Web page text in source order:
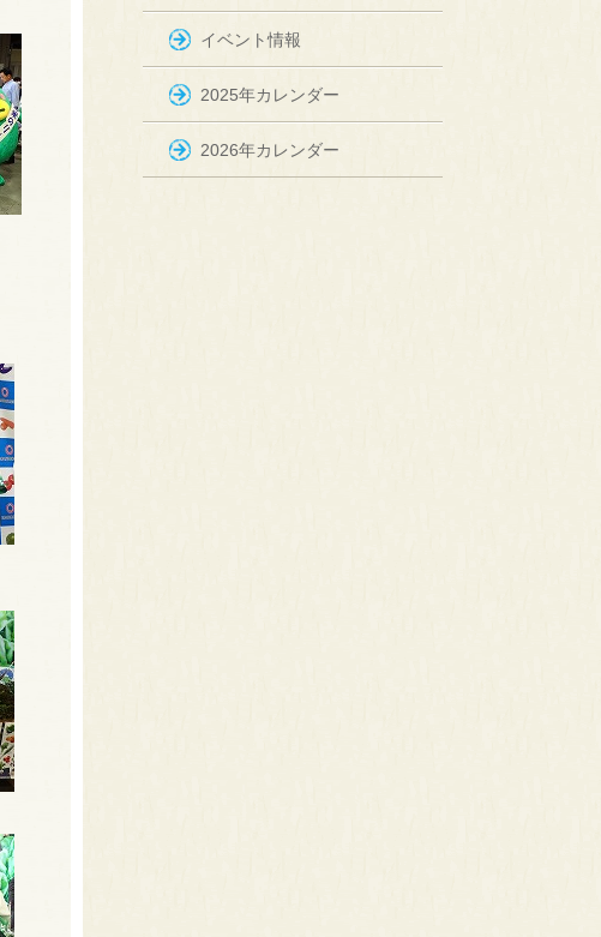
イベント情報
2025年カレンダー
2026年カレンダー